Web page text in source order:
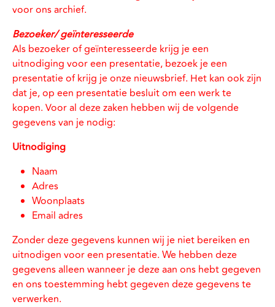
voor ons archief.
Bezoeker/ geïnteresseerde
Als bezoeker of geïnteresseerde krijg je een
uitnodiging voor een presentatie, bezoek je een
presentatie of krijg je onze nieuwsbrief. Het kan ook zijn
dat je, op een presentatie besluit om een werk te
kopen. Voor al deze zaken hebben wij de volgende
gegevens van je nodig:
Uitnodiging
Naam
Adres
Woonplaats
Email adres
Zonder deze gegevens kunnen wij je niet bereiken en
uitnodigen voor een presentatie. We hebben deze
gegevens alleen wanneer je deze aan ons hebt gegeven
en ons toestemming hebt gegeven deze gegevens te
verwerken.